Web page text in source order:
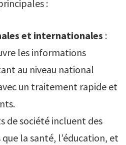
:
et internationales :
les informations
au niveau national
un traitement rapide et
de société incluent des
la santé, l’éducation, et